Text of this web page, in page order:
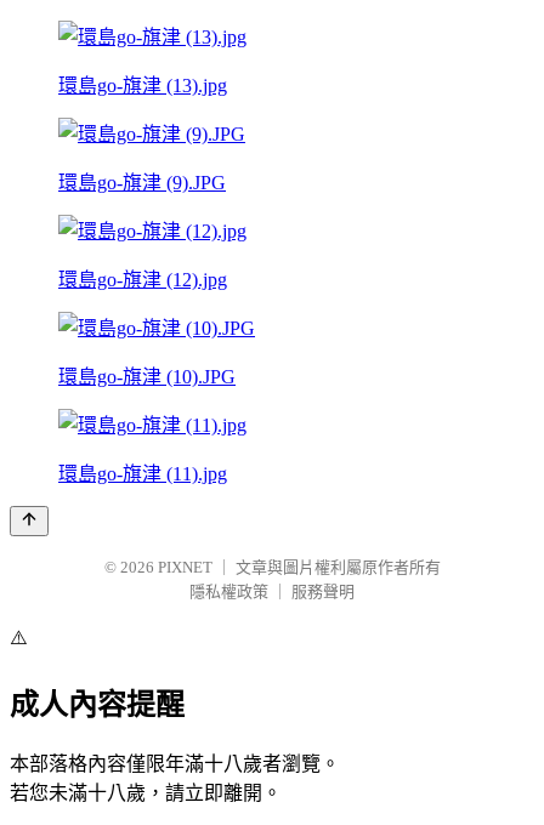
環島go-旗津 (13).jpg
環島go-旗津 (9).JPG
環島go-旗津 (12).jpg
環島go-旗津 (10).JPG
環島go-旗津 (11).jpg
© 2026 PIXNET
文章與圖片權利屬原作者所有
隱私權政策
服務聲明
⚠️
成人內容提醒
本部落格內容僅限年滿十八歲者瀏覽。
若您未滿十八歲，請立即離開。